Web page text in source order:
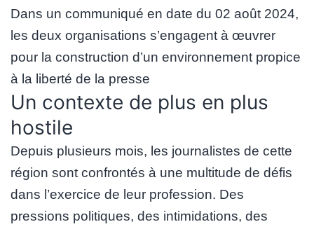
Dans un communiqué en date du 02 août 2024,
les deux organisations s’engagent à œuvrer
pour la construction d’un environnement propice
à la liberté de la presse
Un contexte de plus en plus
hostile
Depuis plusieurs mois, les journalistes de cette
région sont confrontés à une multitude de défis
dans l’exercice de leur profession. Des
pressions politiques, des intimidations, des